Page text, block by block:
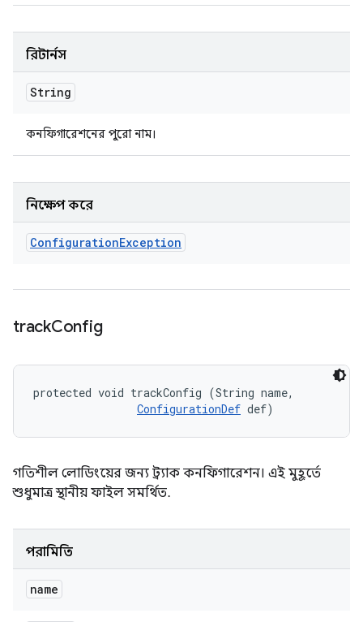
রিটার্নস
String
কনফিগারেশনের পুরো নাম।
নিক্ষেপ করে
ConfigurationException
trackConfig
protected void trackConfig (String name,
ConfigurationDef def)
গতিশীল লোডিংয়ের জন্য ট্র্যাক কনফিগারেশন। এই মুহূর্তে
শুধুমাত্র স্থানীয় ফাইল সমর্থিত.
পরামিতি
name